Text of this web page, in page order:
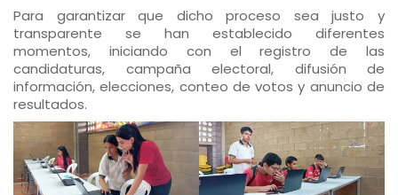
Para garantizar que dicho proceso sea justo y
transparente se han establecido diferentes
momentos, iniciando con el registro de las
candidaturas, campaña electoral, difusión de
información, elecciones, conteo de votos y anuncio de
resultados.